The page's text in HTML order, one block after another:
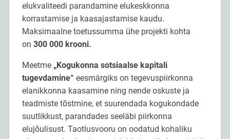
elukvaliteedi parandamine elukeskkonna
korrastamise ja kaasajastamise kaudu.
Maksimaalne toetussumma ühe projekti kohta
on 300 000 krooni.
Meetme „Kogukonna sotsiaalse kapitali
tugevdamine“ eesmärgiks on tegevuspiirkonna
elanikkonna kaasamine ning nende oskuste ja
teadmiste tõstmine, et suurendada kogukondade
suutlikkust, parandades seeläbi piirkonna
elujõulisust. Taotlusvooru on oodatud kohaliku